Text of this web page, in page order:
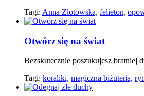
Tagi: Anna Złotowska, felieton,
Otwórz się na świat
Bezskutecznie poszukujesz bratniej
Tagi: koraliki, magiczna biżuteria,